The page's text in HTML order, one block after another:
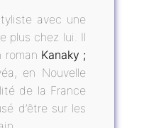
avec une
plus chez lui. Il
roman Kanaky ;
en Nouvelle
de la France
d’être sur les